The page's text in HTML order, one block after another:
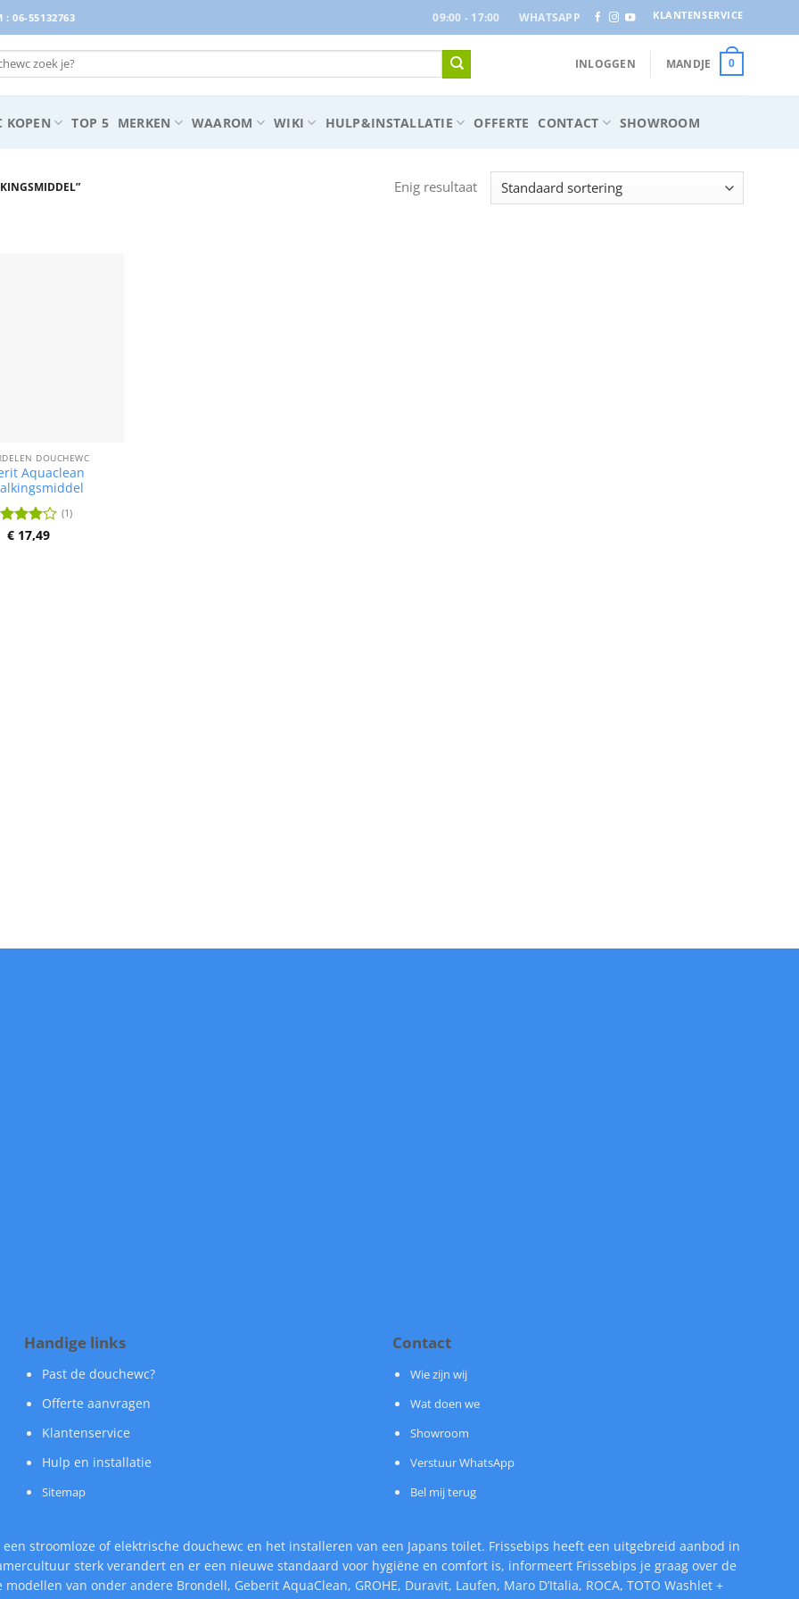
: 06-55132763 09:00 - 17:00 WHATSAPP KLANTENSERVICE
INLOGGEN MANDJE 0
KOPEN TOP 5 MERKEN WAAROM WIKI HULP&INSTALLATIE OFFERTE CONTACT SHOWROOM
Enig resultaat
DOUCHEWC
Aquaclean
(1)
€ 17,49
Handige links
Past de douchewc?
Offerte aanvragen
Klantenservice
Hulp en installatie
Sitemap
Contact
Wie zijn wij
Wat doen we
Showroom
Verstuur WhatsApp
Bel mij terug
stroomloze of elektrische douchewc en het installeren van een Japans toilet. Frissebips heeft een uitgebreid aanbod in
sterk verandert en er een nieuwe standaard voor hygiëne en comfort is, informeert Frissebips je graag over de
van onder andere Brondell, Geberit AquaClean, GROHE, Duravit, Laufen, Maro D’Italia, ROCA, TOTO Washlet +